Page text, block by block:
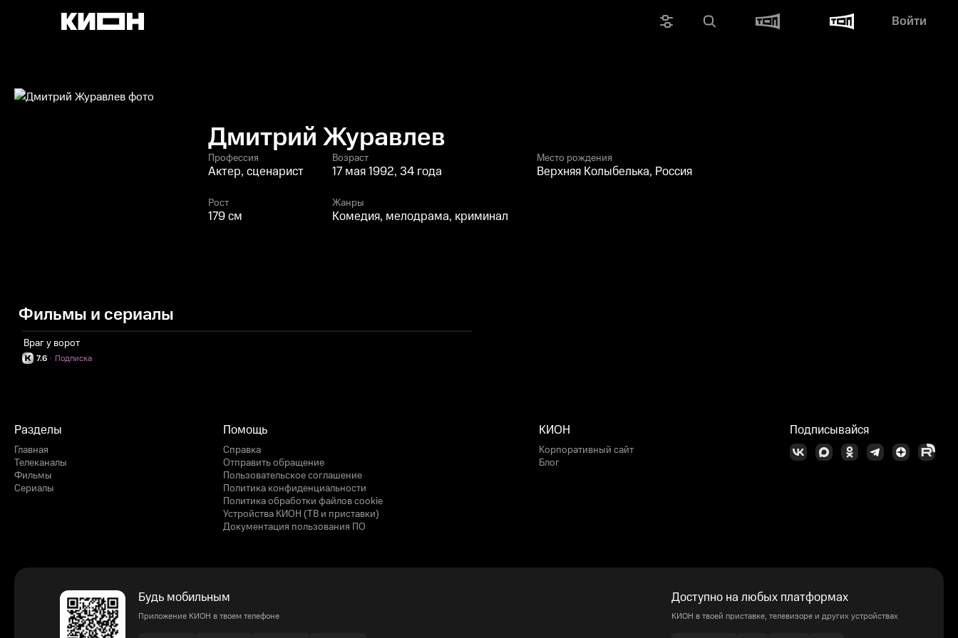
Войти
Дмитрий Журавлев
Профессия
Актер, сценарист
Возраст
17 мая 1992, 34 года
Место рождения
Верхняя Колыбелька, Россия
Рост
179 см
Жанры
Комедия, мелодрама, криминал
Фильмы и сериалы
Враг у ворот
7.6 Подписка
·
Разделы
Главная
Телеканалы
Фильмы
Сериалы
Помощь
Справка
Отправить обращение
Пользовательское соглашение
Политика конфиденциальности
Политика обработки файлов cookie
Устройства КИОН (ТВ и приставки)
Документация пользования ПО
КИОН
Корпоративный сайт
Блог
Подписывайся
Будь мобильным
Приложение КИОН в твоем телефоне
Доступно на любых платформах
КИОН в твоей приставке, телевизоре и других устройствах